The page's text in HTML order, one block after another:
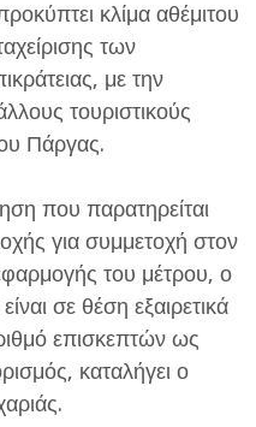
κλίμα αθέμιτου
των
με την
τουριστικούς
Πάργας.
που παρατηρείται
για συμμετοχή στον
του μέτρου, ο
σε θέση εξαιρετικά
επισκεπτών ως
καταλήγει ο